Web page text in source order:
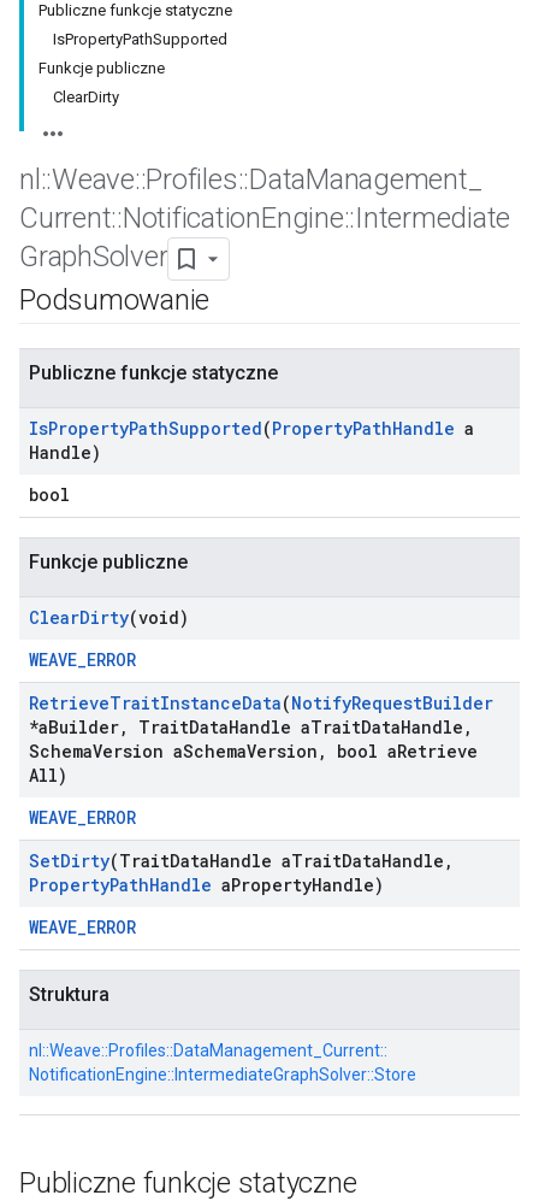
Publiczne funkcje statyczne
IsPropertyPathSupported
Funkcje publiczne
ClearDirty
nl ::Weave::Profiles::DataManagement
Current::NotificationEngine::Intermediate
GraphSolver
Podsumowanie
Publiczne funkcje statyczne
IsPropertyPathSupported(PropertyPathHandle a
Handle)
bool
Funkcje publiczne
ClearDirty(void)
WEAVE_ERROR
RetrieveTraitInstanceData(NotifyRequestBuilder
*aBuilder, TraitDataHandle aTraitDataHandle ,
SchemaVersion aSchemaVersion , bool aRetrieve
All)
WEAVE_ERROR
SetDirty(TraitDataHandle aTraitDataHandle ,
PropertyPathHandle aPropertyHandle)
WEAVE_ERROR
Struktura
nl::Weave::Profiles::DataManagement_Current::
NotificationEngine:: IntermediateGraphSolver::Store
Publiczne funkcje statyczne